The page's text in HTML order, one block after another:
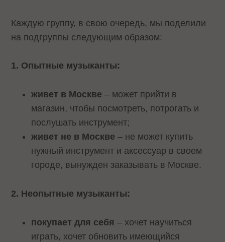
Каждую группу, в свою очередь, мы поделили
на подгруппы следующим образом:
1. Опытные музыканты:
живет в Москве – может прийти в
магазин, чтобы посмотреть, потрогать и
послушать инструмент;
живет не в Москве – не может купить
нужный инструмент и аксессуар в своем
городе, вынужден заказывать в Москве.
2. Неопытные музыканты:
покупает для себя – хочет научиться
играть, хочет обновить имеющийся